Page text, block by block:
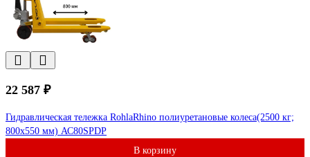
22 587 ₽
Гидравлическая тележка RohlaRhino полиуретановые колеса(2500 кг;
800x550 мм) АС80SPDP
В корзину